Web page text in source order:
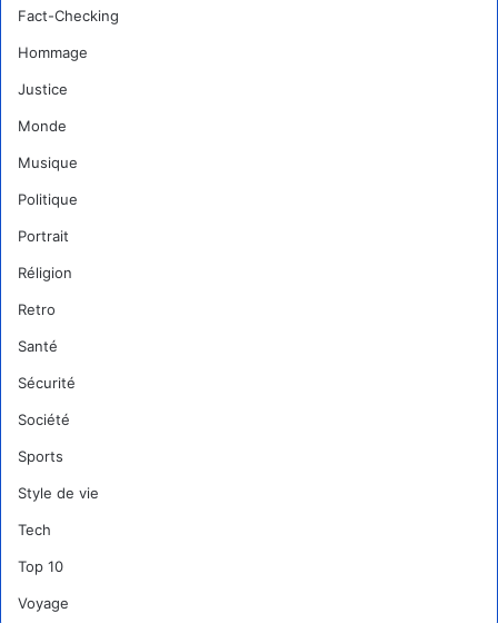
Fact-Checking
Hommage
Justice
Monde
Musique
Politique
Portrait
Réligion
Retro
Santé
Sécurité
Société
Sports
Style de vie
Tech
Top 10
Voyage